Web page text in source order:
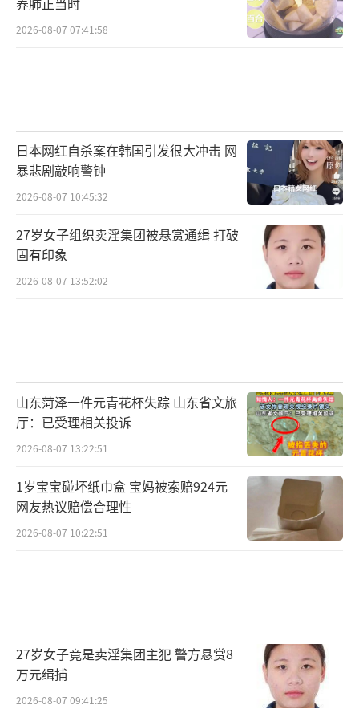
2026-08-07 07:41:58
日本网红自杀案在韩国引发很大冲击 网
暴悲剧敲响警钟
2026-08-07 10:45:32
27岁女子组织卖淫集团被悬赏通缉 打破
固有印象
2026-08-07 13:52:02
山东菏泽一件元青花杯失踪 山东省文旅
厅：已受理相关投诉
2026-08-07 13:22:51
1岁宝宝碰坏纸巾盒 宝妈被索赔924元
网友热议赔偿合理性
2026-08-07 10:22:51
27岁女子竟是卖淫集团主犯 警方悬赏8
万元缉捕
2026-08-07 09:41:25